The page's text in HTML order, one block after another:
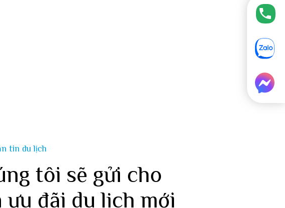
tin du lịch
tôi sẽ gửi cho
ưu đãi du lịch mới